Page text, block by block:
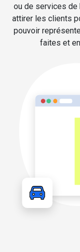
ou de services de
attirer les clients
pouvoir
faites et